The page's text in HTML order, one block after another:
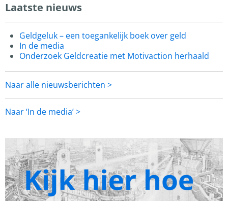
Laatste nieuws
Geldgeluk – een toegankelijk boek over geld
In de media
Onderzoek Geldcreatie met Motivaction herhaald
Naar alle nieuwsberichten >
Naar ‘In de media’ >